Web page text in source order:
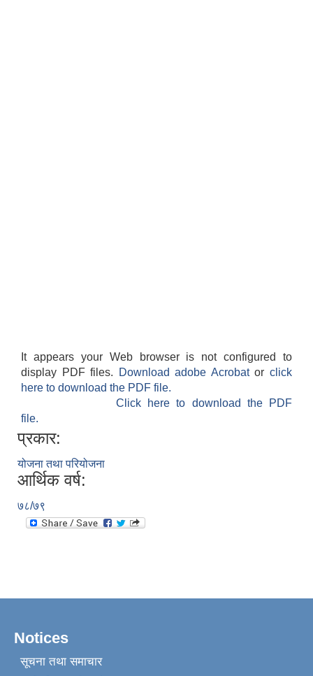
It appears your Web browser is not configured to
display PDF files.
Download adobe Acrobatorclick
here to download the PDF file.
Click here to download the PDF
file.
प्रकार:
योजना तथा परियोजना
आर्थिक वर्ष:
७८/७९
Notices
सूचना तथा समाचार